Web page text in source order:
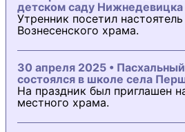
детском саду Нижнедевицка
Утренник посетил
Вознесенского храма.
30 апреля 2025 •
состоялся в школе села
На праздник был приглашен
местного храма.